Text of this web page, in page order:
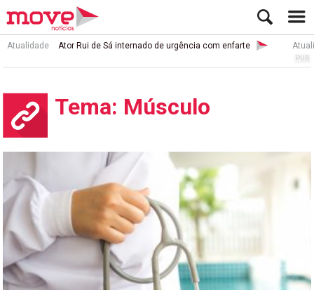
Atualidade Ator Rui de Sá internado de urgência com enfarte
Tema: Músculo